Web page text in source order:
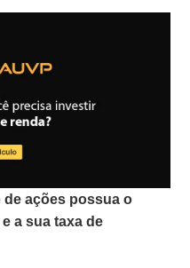
ações possua o
a sua taxa de